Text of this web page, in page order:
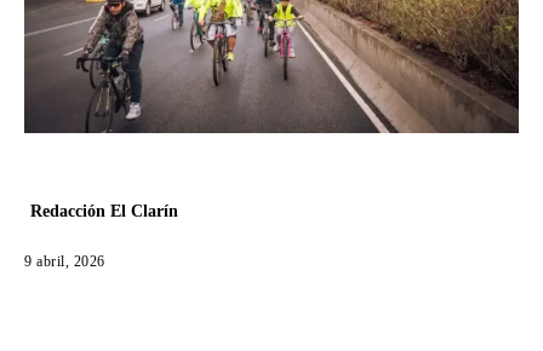
Redacción El Clarín
9 abril, 2026